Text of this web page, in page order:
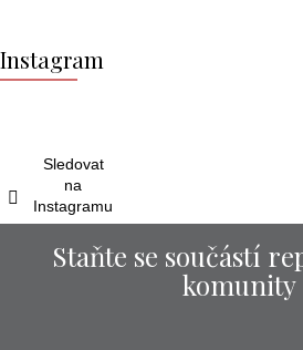
á
p
Instagram
Sledovat
na
Instagramu
Staňte se součástí
komunity